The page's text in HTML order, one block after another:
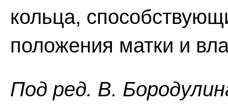
кольца,
положения матки и
Пoд peд. B.